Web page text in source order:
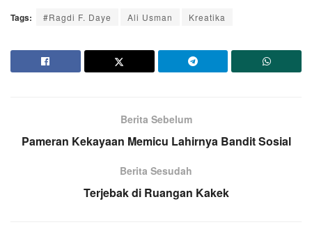
Tags: #Ragdi F. Daye Ali Usman Kreatika
Berita Sebelum
Pameran Kekayaan Memicu Lahirnya Bandit Sosial
Berita Sesudah
Terjebak di Ruangan Kakek